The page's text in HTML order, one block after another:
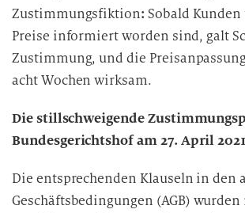
Zustimmungsfiktion: Sobald
Preise informiert worden sind, galt
Zustimmung, und die
acht Wochen wirksam.
Die stillschweigende
Bundesgerichtshof am 27. April
Die entsprechenden Klauseln in den
Geschäftsbedingungen (AGB)